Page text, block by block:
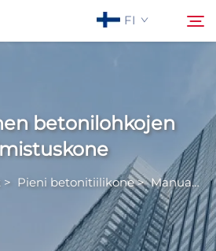
FI
betonilohkojen
> Pieni betonitiilikone>Manuaalinen betonilohkojen valmistuskone